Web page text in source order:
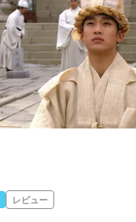
レビュー